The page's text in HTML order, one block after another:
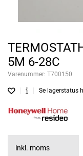
5M 6-28C
Varenummer: T700150
Se lagerstatus
inkl. moms